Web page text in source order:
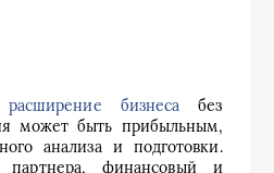
расширение бизнеса без
может быть прибыльным,
анализа и подготовки.
партнера, финансовый и